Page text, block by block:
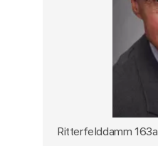
Ritterfelddamm 163a